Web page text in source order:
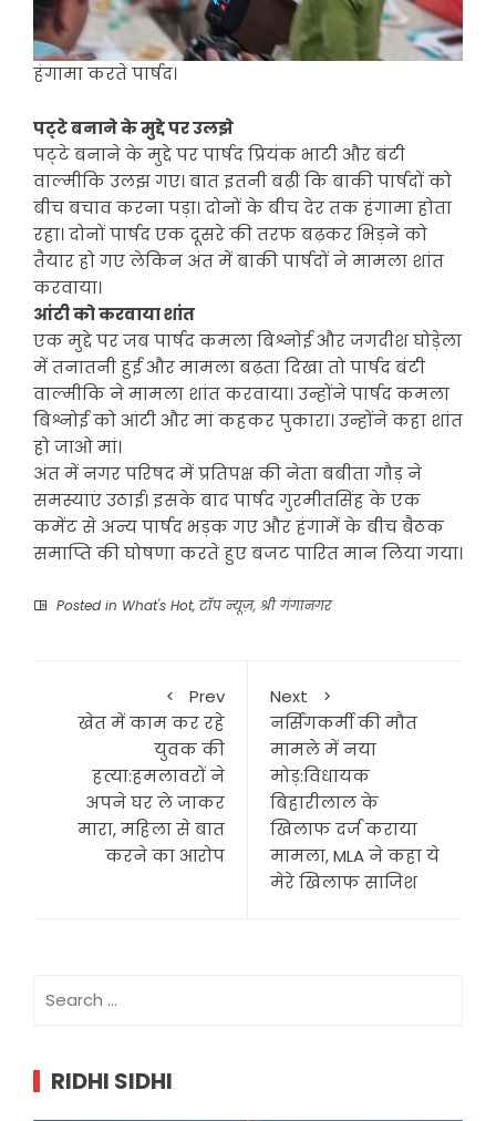
हंगामा करते पार्षद।
पट्‌टे बनाने के मुद्दे पर उलझे
पट्‌टे बनाने के मुद्दे पर पार्षद प्रियंक भाटी और बंटी
वाल्मीकि उलझ गए। बात इतनी बढ़ी कि बाकी पार्षदों को
बीच बचाव करना पड़ा। दोनों के बीच देर तक हंगामा होता
रहा। दोनों पार्षद एक दूसरे की तरफ बढ़कर भिड़ने को
तैयार हो गए लेकिन अंत में बाकी पार्षदों ने मामला शांत
करवाया।
आंटी को करवाया शांत
एक मुद्दे पर जब पार्षद कमला बिश्नोई और जगदीश घोड़ेला
में तनातनी हुई और मामला बढ़ता दिखा तो पार्षद बंटी
वाल्मीकि ने मामला शांत करवाया। उन्होंने पार्षद कमला
बिश्नोई को आंटी और मां कहकर पुकारा। उन्होंने कहा शांत
हो जाओ मां।
अंत में नगर परिषद में प्रतिपक्ष की नेता बबीता गौड़ ने
समस्याएं उठाई। इसके बाद पार्षद गुरमीतसिंह के एक
कमेंट से अन्य पार्षद भड़क गए और हंगामें के बीच बैठक
समाप्ति की घोषणा करते हुए बजट पारित मान लिया गया।
Posted in What's Hot, टॉप न्यूज़, श्री गंगानगर
Prev
खेत में काम कर रहे
युवक की
हत्या:हमलावरों ने
अपने घर ले जाकर
मारा, महिला से बात
करने का आरोप
Next
नर्सिंगकर्मी की मौत
मामले में नया
मोड़:विधायक
बिहारीलाल के
खिलाफ दर्ज कराया
मामला, MLA ने कहा ये
मेरे खिलाफ साजिश
for:
RIDHI SIDHI